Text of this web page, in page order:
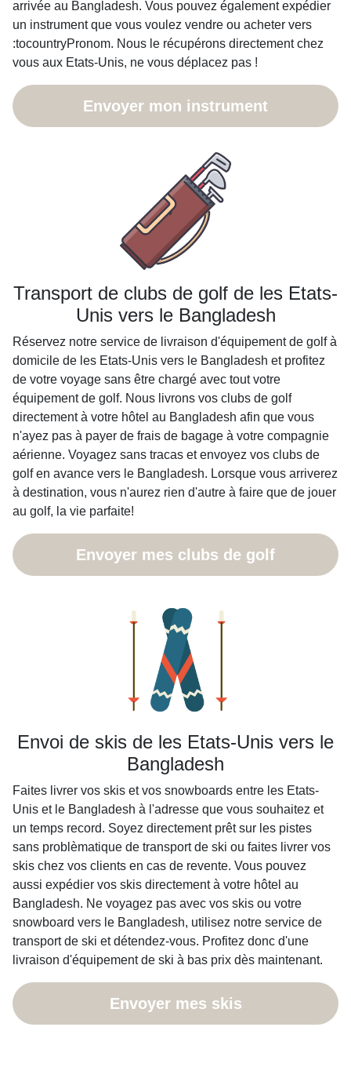
arrivée au Bangladesh. Vous pouvez également expédier
un instrument que vous voulez vendre ou acheter vers
:tocountryPronom. Nous le récupérons directement chez
vous aux Etats-Unis, ne vous déplacez pas !
Envoyer mon instrument
Transport de clubs de golf de les Etats-
Unis vers le Bangladesh
Réservez notre service de livraison d'équipement de golf à
domicile de les Etats-Unis vers le Bangladesh et profitez
de votre voyage sans être chargé avec tout votre
équipement de golf. Nous livrons vos clubs de golf
directement à votre hôtel au Bangladesh afin que vous
n'ayez pas à payer de frais de bagage à votre compagnie
aérienne. Voyagez sans tracas et envoyez vos clubs de
golf en avance vers le Bangladesh. Lorsque vous arriverez
à destination, vous n'aurez rien d'autre à faire que de jouer
au golf, la vie parfaite!
Envoyer mes clubs de golf
Envoi de skis de les Etats-Unis vers le
Bangladesh
Faites livrer vos skis et vos snowboards entre les Etats-
Unis et le Bangladesh à l'adresse que vous souhaitez et
un temps record. Soyez directement prêt sur les pistes
sans problèmatique de transport de ski ou faites livrer vos
skis chez vos clients en cas de revente. Vous pouvez
aussi expédier vos skis directement à votre hôtel au
Bangladesh. Ne voyagez pas avec vos skis ou votre
snowboard vers le Bangladesh, utilisez notre service de
transport de ski et détendez-vous. Profitez donc d'une
livraison d'équipement de ski à bas prix dès maintenant.
Envoyer mes skis